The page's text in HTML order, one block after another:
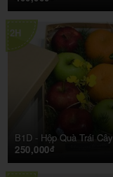
B1D - Hộp Quà Trái Cây
250,000đ
2H